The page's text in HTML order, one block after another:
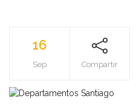
16
Sep Compartir